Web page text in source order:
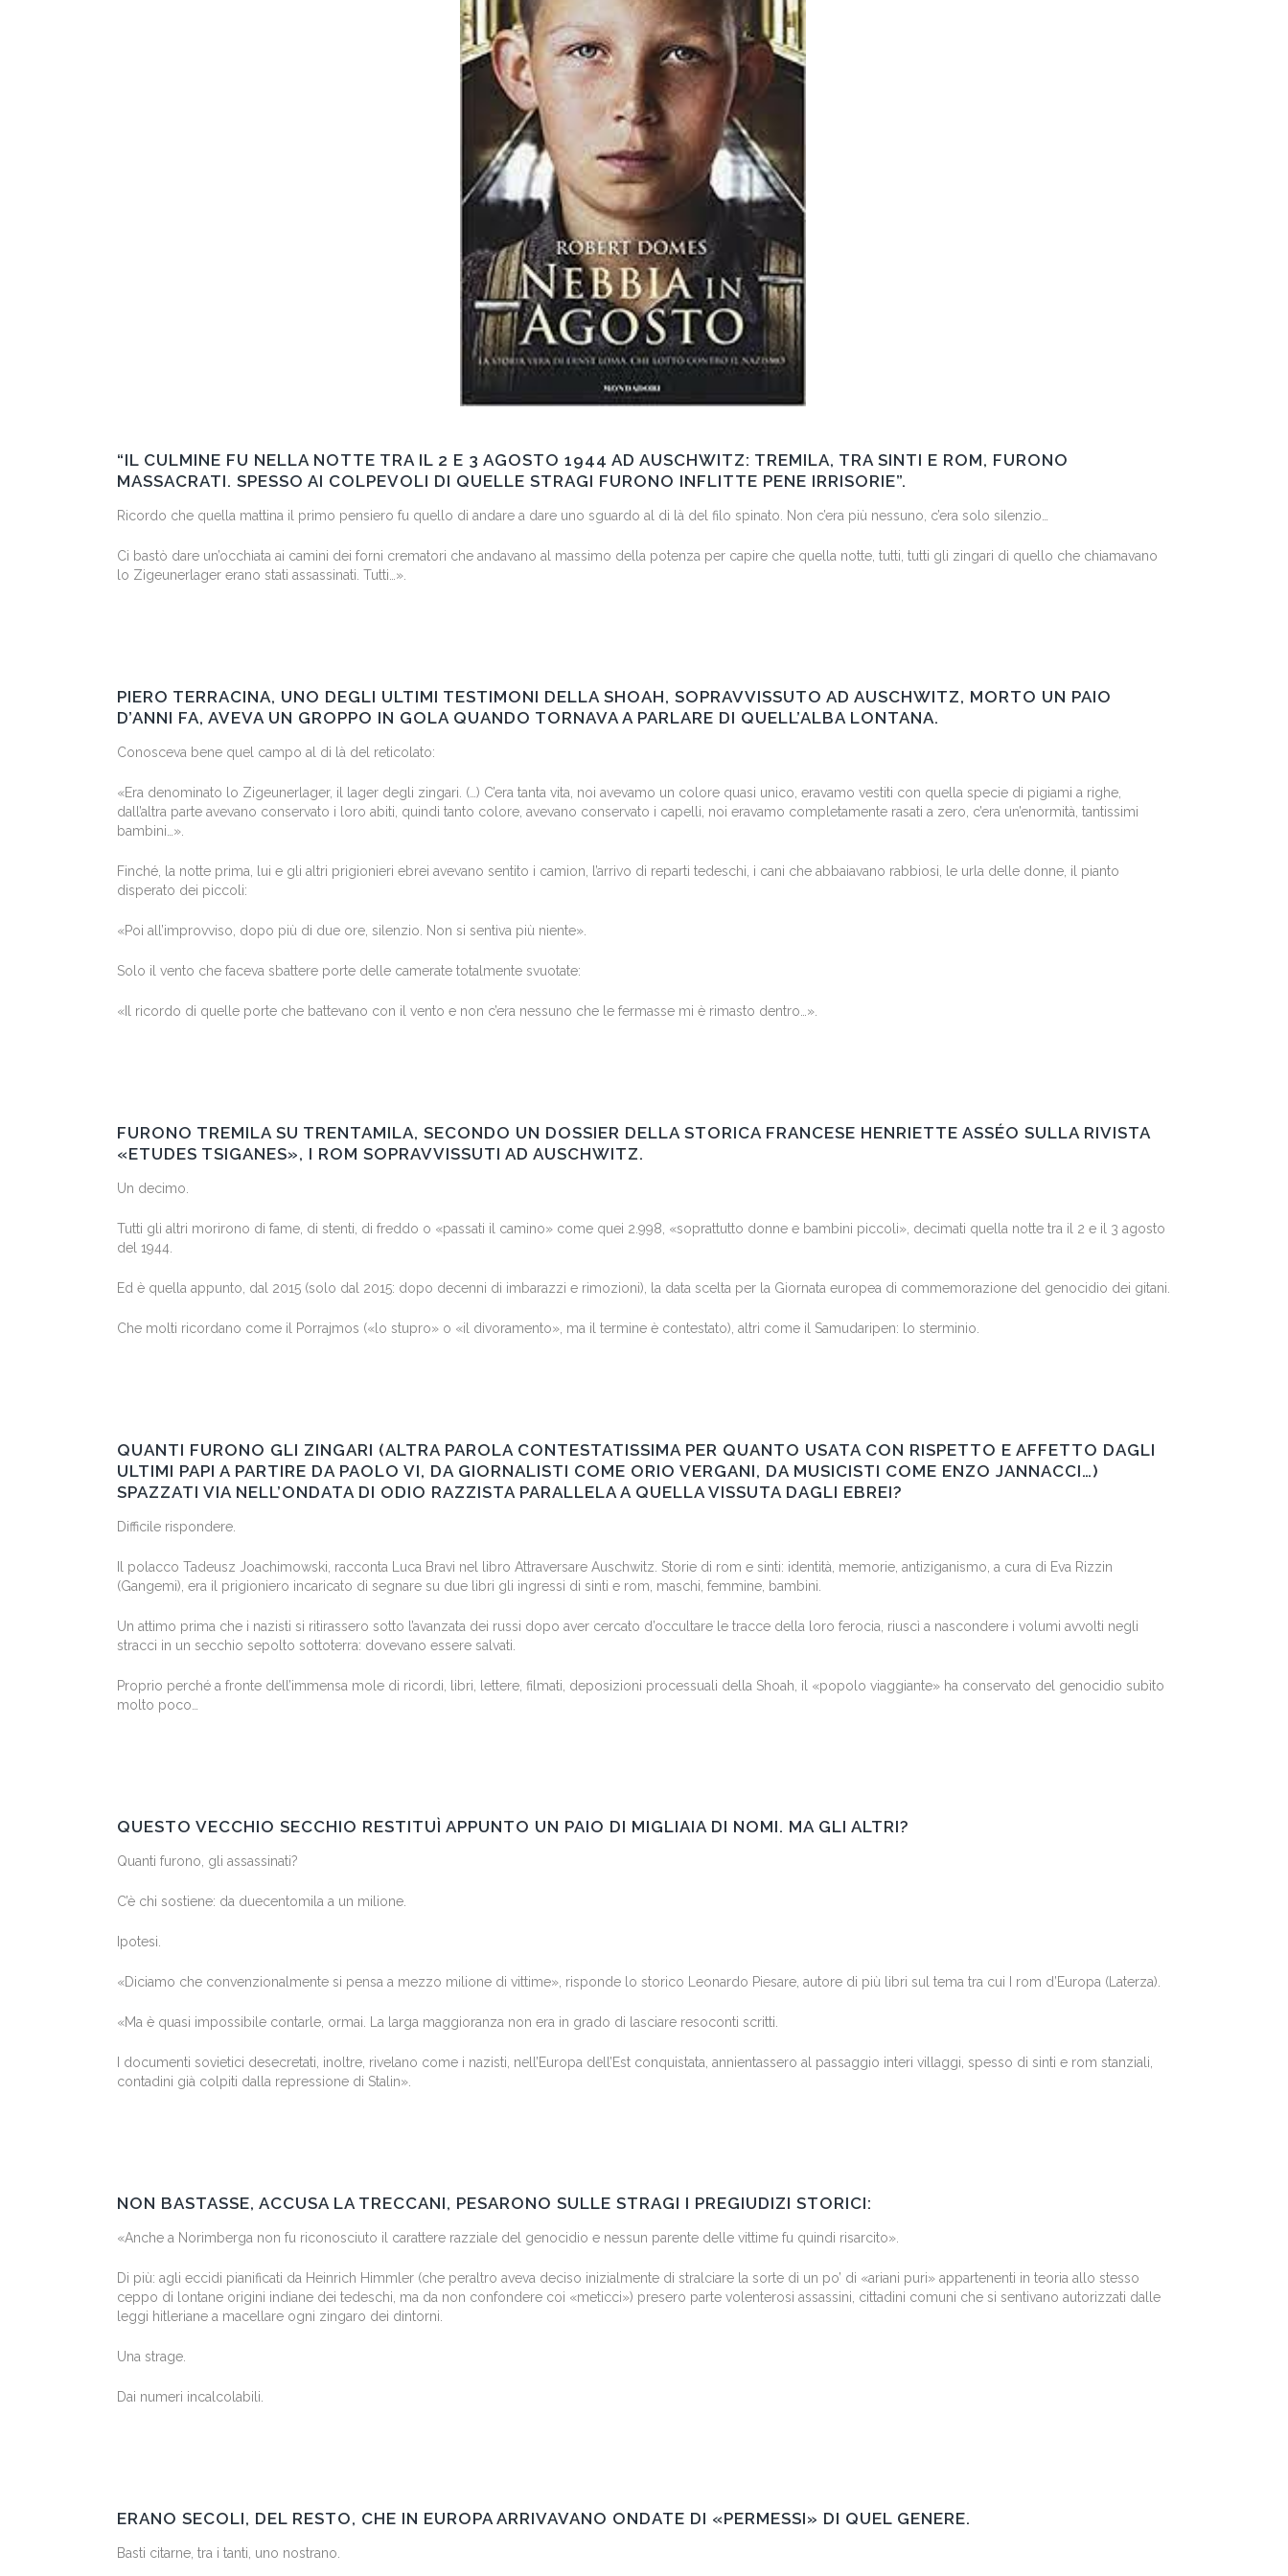
“IL CULMINE FU NELLA NOTTE TRA IL 2 E 3 AGOSTO 1944 AD AUSCHWITZ: TREMILA, TRA SINTI E ROM, FURONO
MASSACRATI. SPESSO AI COLPEVOLI DI QUELLE STRAGI FURONO INFLITTE PENE IRRISORIE”.
Ricordo che quella mattina il primo pensiero fu quello di andare a dare uno sguardo al di là del filo spinato. Non c’era più nessuno, c’era solo silenzio…
Ci bastò dare un’occhiata ai camini dei forni crematori che andavano al massimo della potenza per capire che quella notte, tutti, tutti gli zingari di quello che chiamavano
lo Zigeunerlager erano stati assassinati. Tutti…».
PIERO TERRACINA, UNO DEGLI ULTIMI TESTIMONI DELLA SHOAH, SOPRAVVISSUTO AD AUSCHWITZ, MORTO UN PAIO
D’ANNI FA, AVEVA UN GROPPO IN GOLA QUANDO TORNAVA A PARLARE DI QUELL’ALBA LONTANA.
Conosceva bene quel campo al di là del reticolato:
«Era denominato lo Zigeunerlager, il lager degli zingari. (…) C’era tanta vita, noi avevamo un colore quasi unico, eravamo vestiti con quella specie di pigiami a righe,
dall’altra parte avevano conservato i loro abiti, quindi tanto colore, avevano conservato i capelli, noi eravamo completamente rasati a zero, c’era un’enormità, tantissimi
bambini…».
Finché, la notte prima, lui e gli altri prigionieri ebrei avevano sentito i camion, l’arrivo di reparti tedeschi, i cani che abbaiavano rabbiosi, le urla delle donne, il pianto
disperato dei piccoli:
«Poi all’improvviso, dopo più di due ore, silenzio. Non si sentiva più niente».
Solo il vento che faceva sbattere porte delle camerate totalmente svuotate:
«Il ricordo di quelle porte che battevano con il vento e non c’era nessuno che le fermasse mi è rimasto dentro…».
FURONO TREMILA SU TRENTAMILA, SECONDO UN DOSSIER DELLA STORICA FRANCESE HENRIETTE ASSÉO SULLA RIVISTA
«ETUDES TSIGANES», I ROM SOPRAVVISSUTI AD AUSCHWITZ.
Un decimo.
Tutti gli altri morirono di fame, di stenti, di freddo o «passati il camino» come quei 2.998, «soprattutto donne e bambini piccoli», decimati quella notte tra il 2 e il 3 agosto
del 1944.
Ed è quella appunto, dal 2015 (solo dal 2015: dopo decenni di imbarazzi e rimozioni), la data scelta per la Giornata europea di commemorazione del genocidio dei gitani.
Che molti ricordano come il Porrajmos («lo stupro» o «il divoramento», ma il termine è contestato), altri come il Samudaripen: lo sterminio.
QUANTI FURONO GLI ZINGARI (ALTRA PAROLA CONTESTATISSIMA PER QUANTO USATA CON RISPETTO E AFFETTO DAGLI
ULTIMI PAPI A PARTIRE DA PAOLO VI, DA GIORNALISTI COME ORIO VERGANI, DA MUSICISTI COME ENZO JANNACCI…)
SPAZZATI VIA NELL’ONDATA DI ODIO RAZZISTA PARALLELA A QUELLA VISSUTA DAGLI EBREI?
Difficile rispondere.
Il polacco Tadeusz Joachimowski, racconta Luca Bravi nel libro Attraversare Auschwitz. Storie di rom e sinti: identità, memorie, antiziganismo, a cura di Eva Rizzin
(Gangemi), era il prigioniero incaricato di segnare su due libri gli ingressi di sinti e rom, maschi, femmine, bambini.
Un attimo prima che i nazisti si ritirassero sotto l’avanzata dei russi dopo aver cercato d’occultare le tracce della loro ferocia, riuscì a nascondere i volumi avvolti negli
stracci in un secchio sepolto sottoterra: dovevano essere salvati.
Proprio perché a fronte dell’immensa mole di ricordi, libri, lettere, filmati, deposizioni processuali della Shoah, il «popolo viaggiante» ha conservato del genocidio subìto
molto poco…
QUESTO VECCHIO SECCHIO RESTITUÌ APPUNTO UN PAIO DI MIGLIAIA DI NOMI. MA GLI ALTRI?
Quanti furono, gli assassinati?
C’è chi sostiene: da duecentomila a un milione.
Ipotesi.
«Diciamo che convenzionalmente si pensa a mezzo milione di vittime», risponde lo storico Leonardo Piesare, autore di più libri sul tema tra cui I rom d’Europa (Laterza).
«Ma è quasi impossibile contarle, ormai. La larga maggioranza non era in grado di lasciare resoconti scritti.
I documenti sovietici desecretati, inoltre, rivelano come i nazisti, nell’Europa dell’Est conquistata, annientassero al passaggio interi villaggi, spesso di sinti e rom stanziali,
contadini già colpiti dalla repressione di Stalin».
NON BASTASSE, ACCUSA LA TRECCANI, PESARONO SULLE STRAGI I PREGIUDIZI STORICI:
«Anche a Norimberga non fu riconosciuto il carattere razziale del genocidio e nessun parente delle vittime fu quindi risarcito».
Di più: agli eccidi pianificati da Heinrich Himmler (che peraltro aveva deciso inizialmente di stralciare la sorte di un po’ di «ariani puri» appartenenti in teoria allo stesso
ceppo di lontane origini indiane dei tedeschi, ma da non confondere coi «meticci») presero parte volenterosi assassini, cittadini comuni che si sentivano autorizzati dalle
leggi hitleriane a macellare ogni zingaro dei dintorni.
Una strage.
Dai numeri incalcolabili.
ERANO SECOLI, DEL RESTO, CHE IN EUROPA ARRIVAVANO ONDATE DI «PERMESSI» DI QUEL GENERE.
Basti citarne, tra i tanti, uno nostrano.